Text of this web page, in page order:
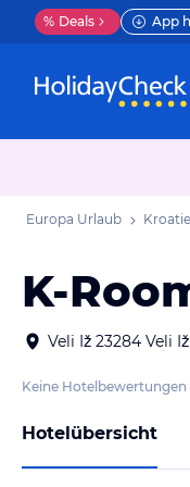
% Deals App
Europa Urlaub
K-
Veli Iž 23284 Veli
Keine Hotelbewertungen
Hotelübersicht